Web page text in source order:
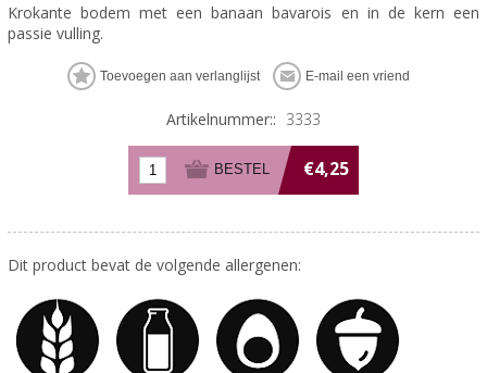
Krokante bodem met een banaan bavarois en in de kern een
passie vulling.
Artikelnummer:: 3333
€4,25
Dit product bevat de volgende allergenen: